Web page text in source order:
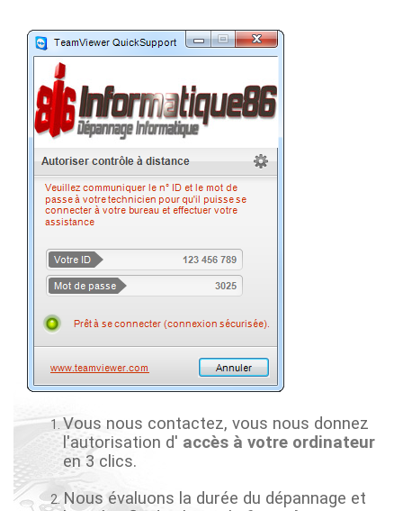
Vous nous contactez, vous nous donnez
l'autorisation d' accès à votre ordinateur
en 3 clics.
Nous évaluons la durée du dépannage et